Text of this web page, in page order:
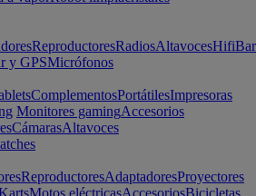
ReproductoresRadiosAltavocesHifi
y GPSMicrófonos
ComplementosPortátilesImpresoras
Monitores gamingAccesorios
CámarasAltavoces
ReproductoresAdaptadoresProyectores
Motos eléctricasAccesoriosBicicletas